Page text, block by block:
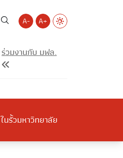
A- A+
ร่วมงานกับ มฟล.
ในรั้วมหาวิทยาลัย